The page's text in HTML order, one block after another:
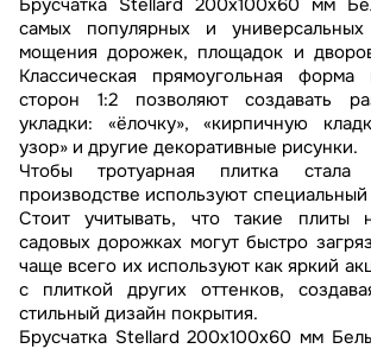
самых популярных и
мощения дорожек, площадок и
Классическая прямоугольная
сторон 1:2 позволяют создавать
укладки: «ёлочку», «кирпичную
узор» и другие декоративные рисунки.
Чтобы тротуарная плитка
производстве используют
Стоит учитывать, что такие плиты
садовых дорожках могут быстро
чаще всего их используют как яркий
с плиткой других оттенков,
стильный дизайн покрытия.
Брусчатка Stellard 200х100х60 мм